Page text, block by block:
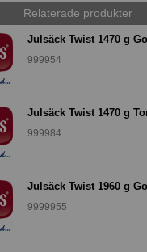
Relaterade produkter
Julsäck Twist 1470 g
999954
Julsäck Twist 1470 g
999984
Julsäck Twist 1960 g
9999955